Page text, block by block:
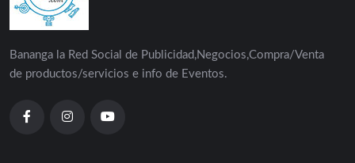
Bananga la Red Social de Publicidad,Negocios,Compra/Venta
de productos/servicios e info de Eventos.